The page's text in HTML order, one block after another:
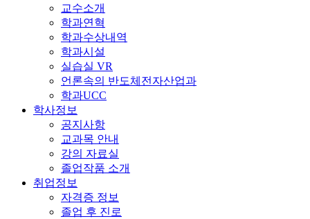
교수소개
학과연혁
학과수상내역
학과시설
실습실 VR
언론속의 반도체전자산업과
학과UCC
학사정보
공지사항
교과목 안내
강의 자료실
졸업작품 소개
취업정보
자격증 정보
졸업 후 진로